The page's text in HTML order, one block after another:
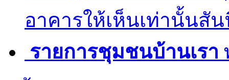
อาคารให้เห็นเท่านั้นสั
รายการชุมชนบ้านเรา